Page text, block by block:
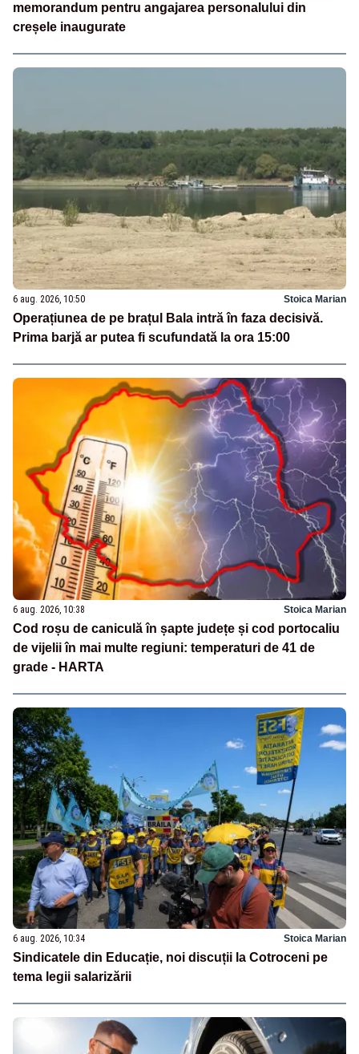
memorandum pentru angajarea personalului din
creșele inaugurate
6 aug. 2026, 10:50 Stoica Marian
Operațiunea de pe brațul Bala intră în faza decisivă.
Prima barjă ar putea fi scufundată la ora 15:00
6 aug. 2026, 10:38 Stoica Marian
Cod roșu de caniculă în șapte județe și cod portocaliu
de vijelii în mai multe regiuni: temperaturi de 41 de
grade - HARTA
6 aug. 2026, 10:34 Stoica Marian
Sindicatele din Educație, noi discuții la Cotroceni pe
tema legii salarizării